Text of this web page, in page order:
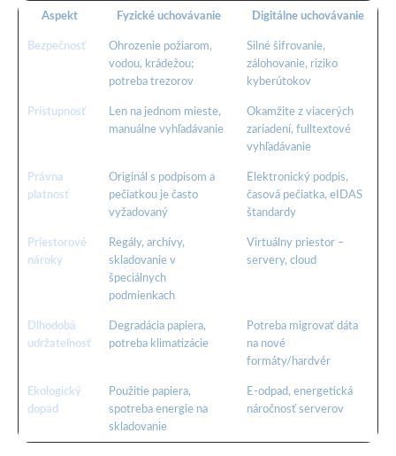
Aspekt Fyzické uchovávanie Digitálne uchovávanie
Bezpečnosť
Ohrozenie požiarom,
vodou, krádežou;
potreba trezorov
Silné šifrovanie,
zálohovanie, riziko
kyberútokov
Prístupnosť
Len na jednom mieste,
manuálne vyhľadávanie
Okamžite z viacerých
zariadení, fulltextové
vyhľadávanie
Právna
platnosť
Originál s podpisom a
pečiatkou je často
vyžadovaný
Elektronický podpis,
časová pečiatka, eIDAS
štandardy
Priestorové
nároky
Regály, archívy,
skladovanie v
špeciálnych
podmienkach
Virtuálny priestor –
servery, cloud
Dlhodobá
udržateľnosť
Degradácia papiera,
potreba klimatizácie
Potreba migrovať dáta
na nové
formáty/hardvér
Ekologický
dopad
Použitie papiera,
spotreba energie na
skladovanie
E-odpad, energetická
náročnosť serverov